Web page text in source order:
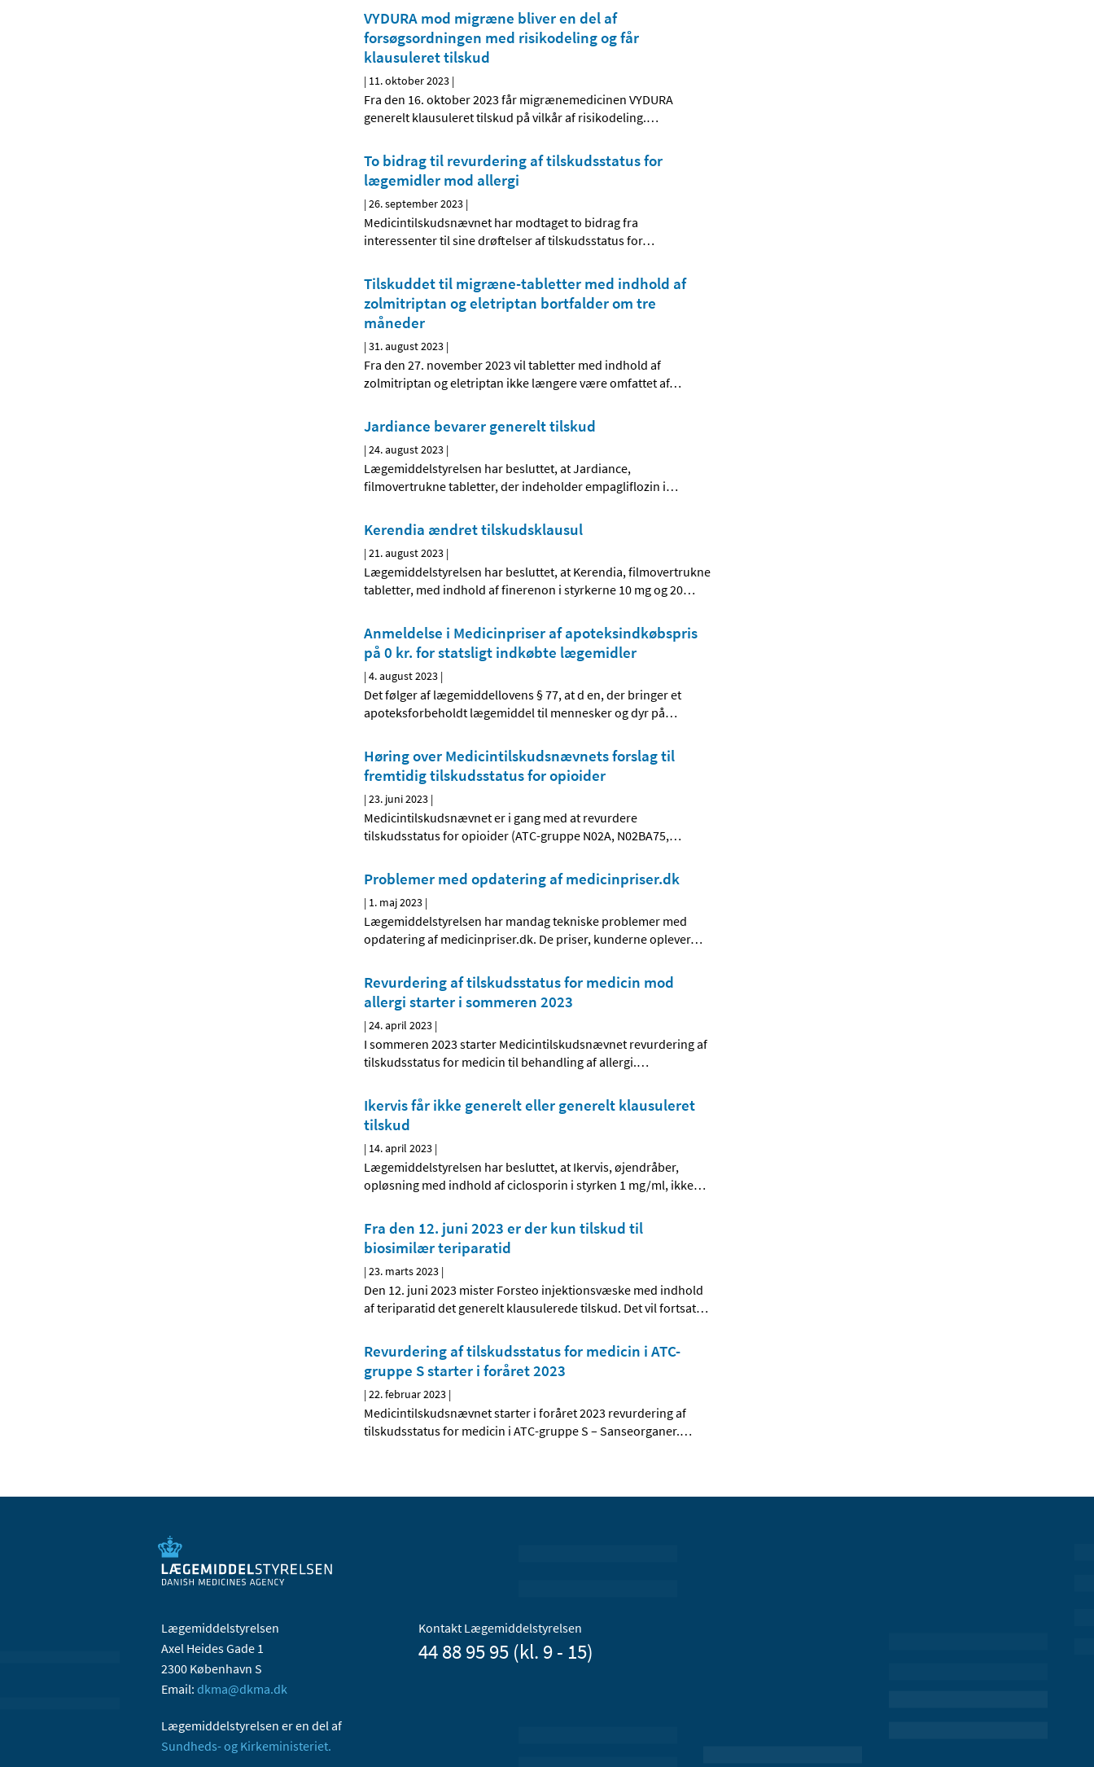
VYDURA mod migræne bliver en del af
forsøgsordningen med risikodeling og får
klausuleret tilskud
| 11. oktober 2023 |
Fra den 16. oktober 2023 får migrænemedicinen VYDURA
generelt klausuleret tilskud på vilkår af risikodeling.…
To bidrag til revurdering af tilskudsstatus for
lægemidler mod allergi
|26. september 2023 |
Medicintilskudsnævnet har modtaget to bidrag fra
interessenter til sine drøftelser af tilskudsstatus for…
Tilskuddet til migræne-tabletter med indhold af
zolmitriptan og eletriptan bortfalder om tre
måneder
|31. august 2023 |
Fra den 27. november 2023 vil tabletter med indhold af
zolmitriptan og eletriptan ikke længere være omfattet af…
Jardiance bevarer generelt tilskud
|24. august 2023 |
Lægemiddelstyrelsen har besluttet, at Jardiance,
filmovertrukne tabletter, der indeholder empagliflozin i…
Kerendia ændret tilskudsklausul
|21. august 2023 |
Lægemiddelstyrelsen har besluttet, at Kerendia, filmovertrukne
tabletter, med indhold af finerenon i styrkerne 10 mg og 20…
Anmeldelse i Medicinpriser af apoteksindkøbspris
på 0 kr. for statsligt indkøbte lægemidler
|4. august 2023 |
Det følger af lægemiddellovens § 77, at d en, der bringer et
apoteksforbeholdt lægemiddel til mennesker og dyr på…
Høring over Medicintilskudsnævnets forslag til
fremtidig tilskudsstatus for opioider
|23. juni 2023 |
Medicintilskudsnævnet er i gang med at revurdere
tilskudsstatus for opioider (ATC-gruppe N02A, N02BA75,…
Problemer med opdatering af medicinpriser.dk
| 1. maj 2023 |
Lægemiddelstyrelsen har mandag tekniske problemer med
opdatering af medicinpriser.dk. De priser, kunderne oplever…
Revurdering af tilskudsstatus for medicin mod
allergi starter i sommeren 2023
|24. april 2023 |
I sommeren 2023 starter Medicintilskudsnævnet revurdering af
tilskudsstatus for medicin til behandling af allergi.…
Ikervis får ikke generelt eller generelt klausuleret
tilskud
| 14. april 2023 |
Lægemiddelstyrelsen har besluttet, at Ikervis, øjendråber,
opløsning med indhold af ciclosporin i styrken 1 mg/ml, ikke…
Fra den 12. juni 2023 er der kun tilskud til
biosimilær teriparatid
|23. marts 2023 |
Den 12. juni 2023 mister Forsteo injektionsvæske med indhold
af teriparatid det generelt klausulerede tilskud. Det vil fortsat…
Revurdering af tilskudsstatus for medicin i ATC-
gruppe S starter i foråret 2023
|22. februar 2023 |
Medicintilskudsnævnet starter i foråret 2023 revurdering af
tilskudsstatus for medicin i ATC-gruppe S – Sanseorganer.…
Lægemiddelstyrelsen
Axel Heides Gade 1
2300 København S
Email: dkma@dkma.dk
Lægemiddelstyrelsen er en del af
Sundheds- og Kirkeministeriet.
Kontakt Lægemiddelstyrelsen
44 88 95 95 (kl. 9 - 15)